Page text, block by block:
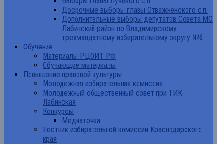
Досрочные выборы главы Отважненского с.п.
Дополнительные выборы депутатов Совета МО
Лабинский район по Владимирскому
трехмандатному избирательному округу №6
Обучение
Материалы РЦОИТ РФ
Обучающие материалы
Повышение правовой культуры
Молодежная избирательная комиссия
Молодежный общественный совет при ТИК
Лабинская
Конкурсы
Медиаточка
Вестник избирательной комиссии Краснодарского
края